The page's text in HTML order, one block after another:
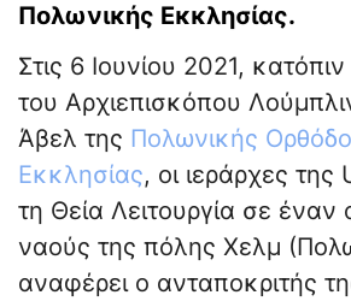
Πολωνικής Εκκλησίας.
Στις 6 Ιουνίου 2021,
του Αρχιεπισκόπου
Άβελ της Πολωνικής
Εκκλησίας, οι ιεράρχες της
τη Θεία Λειτουργία σε έναν
ναούς της πόλης Χελμ
αναφέρει ο ανταποκριτής